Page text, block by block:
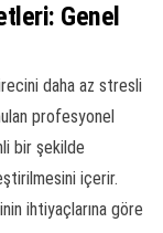
Genel
daha az stresli
profesyonel
bir şekilde
içerir.
ihtiyaçlarına göre